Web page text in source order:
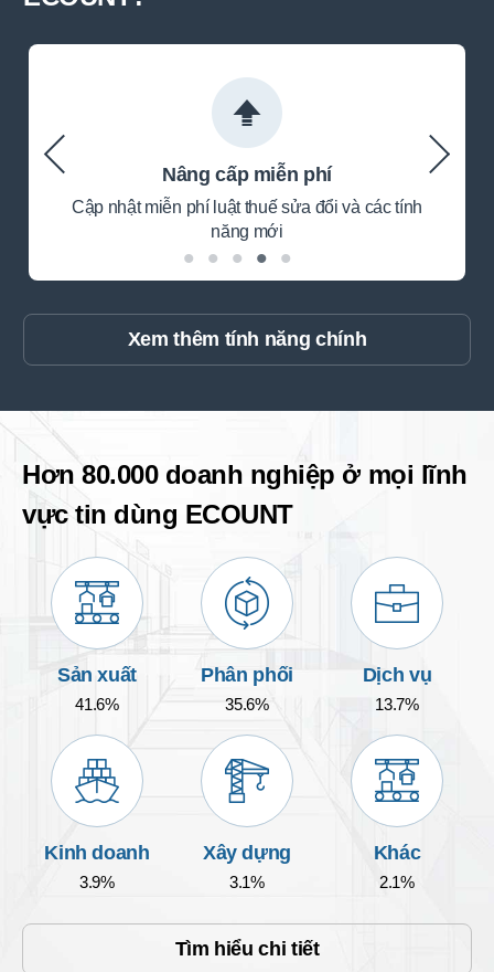
Nâng cấp miễn phí
Cập nhật miễn phí luật thuế sửa đổi và các tính
năng mới
Xem thêm tính năng chính
Hơn 80.000 doanh nghiệp ở mọi lĩnh
vực tin dùng ECOUNT
Sản xuất
41.6%
Phân phối
35.6%
Dịch vụ
13.7%
Kinh doanh
3.9%
Xây dựng
3.1%
Khác
2.1%
Tìm hiểu chi tiết